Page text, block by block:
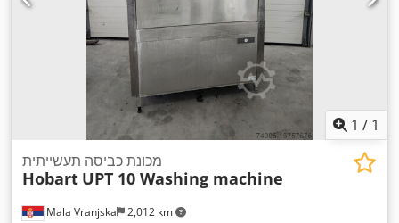
1 / 1
Mala Vranjska 2,012 km
מכונת כביסה תעשייתית
Hobart UPT 10 Washing machine